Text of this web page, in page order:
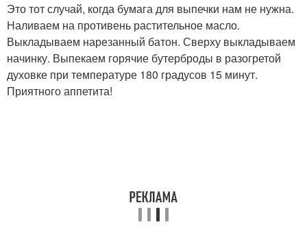
Это тот случай, когда бумага для выпечки нам не нужна.
Наливаем на противень растительное масло.
Выкладываем нарезанный батон. Сверху выкладываем
начинку. Выпекаем горячие бутерброды в разогретой
духовке при температуре 180 градусов 15 минут.
Приятного аппетита!